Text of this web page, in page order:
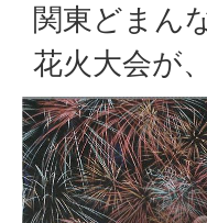
関東どまん
花火大会が